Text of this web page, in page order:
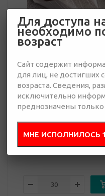
1 510 руб.
Много
Отправить
Для доступа
необходимо
возраст
Сайт содержит
для лиц, не достигших
возраста. Сведения,
исключительно
преднозначены
МНЕ ИСПОЛНИЛОСЬ